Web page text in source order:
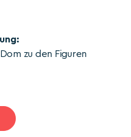
zu den Figuren